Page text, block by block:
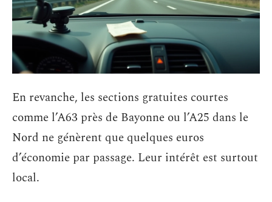
En revanche, les sections gratuites courtes
comme l’A63 près de Bayonne ou l’A25 dans le
Nord ne génèrent que quelques euros
d’économie par passage. Leur intérêt est surtout
local.